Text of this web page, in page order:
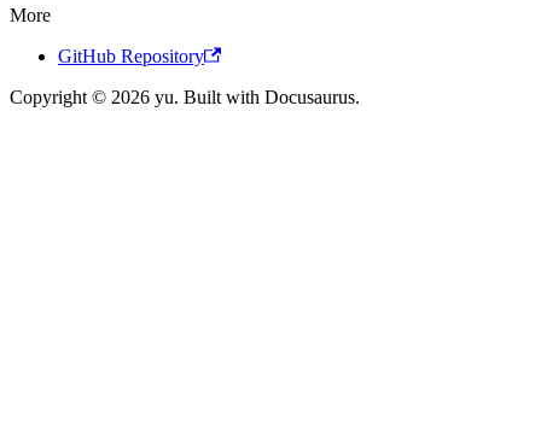
More
GitHub Repository
Copyright © 2026 yu. Built with Docusaurus.